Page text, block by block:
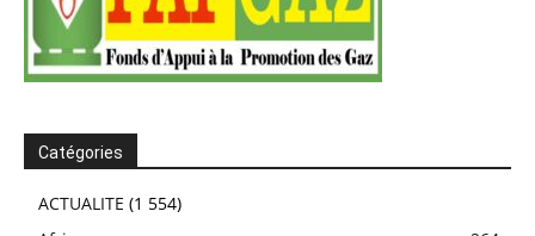
Catégories
ACTUALITE (1 554)